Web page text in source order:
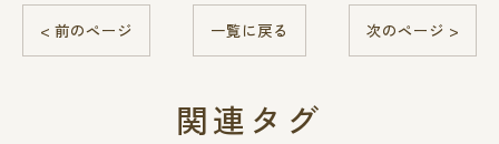
< 前のページ 一覧に戻る 次のページ >
関連タグ